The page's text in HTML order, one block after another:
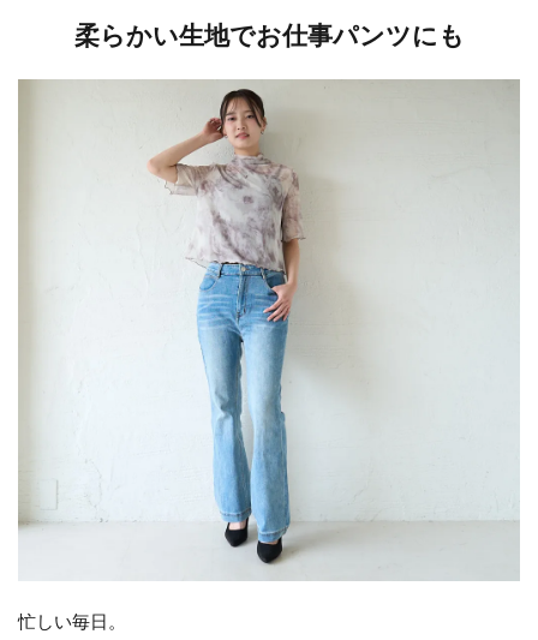
柔らかい生地でお仕事パンツにも
忙しい毎日。